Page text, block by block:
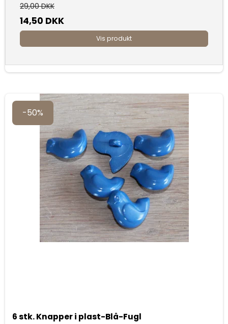
29,00 DKK
14,50 DKK
Vis produkt
-50%
6 stk. Knapper i plast-Blå-Fugl